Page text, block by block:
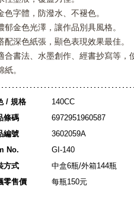
字體，防潑水、不褪色。
金色光澤，讓作品別具風格。
深色紙張，顯色表現效果最佳。
書法、水墨創作、經書抄寫等，
紙。
/ 規格
140CC
條碼
6972951960587
編號
3602059A
No.
GI-140
方式
中盒6瓶/外箱144瓶
零售價
每瓶150元